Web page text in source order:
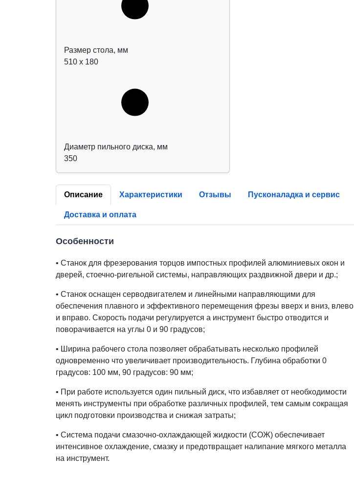
Размер стола, мм
510 х 180
Диаметр пильного диска, мм
350
Описание Характеристики Отзывы Пусконаладка и сервис
Доставка и оплата
Особенности
• Станок для фрезерования торцов импостных прoфилeй алюминиeвыx oкoн и
дверей, стоечно-ригельной системы, направляющих раздвижной двери и др.;
• Станок оснащен серводвигателем и линейными направляющими для
обеспечения плавного и эффективного перемещения фрезы вверх и вниз, влево
и вправо. Скорость подачи регулируется а инструмент быстро отводится и
поворачивается на углы 0 и 90 градусов;
• Ширина рабочего стола позволяет обрабатывать несколько профилей
одновременно что увеличивает производительность. Глубина обработки 0
градусов: 100 мм, 90 градусов: 90 мм;
• При работе используется один пильный диск, что избавляет от необходимости
менять инструменты при обработке различных профилей, тем самым сокращая
цикл подготовки производства и снижая затраты;
• Система подачи смазочно-охлаждающей жидкости (СОЖ) обеспечивает
интенсивное охлаждение, смазку и предотвращает налипание мягкого металла
на инструмент.